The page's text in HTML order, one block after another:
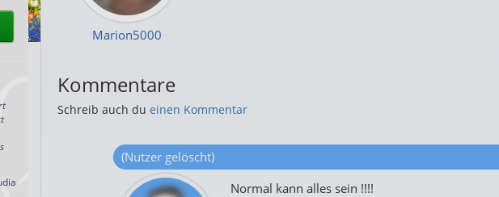
Marion5000
Kommentare
Schreib auch du einen Kommentar
(Nutzer gelöscht)
Normal kann alles sein !!!!